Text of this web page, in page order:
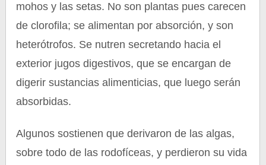
mohos y las setas. No son plantas pues carecen
de clorofila; se alimentan por absorción, y son
heterótrofos. Se nutren secretando hacia el
exterior jugos digestivos, que se encargan de
digerir sustancias alimenticias, que luego serán
absorbidas.
Algunos sostienen que derivaron de las algas,
sobre todo de las rodofíceas, y perdieron su vida